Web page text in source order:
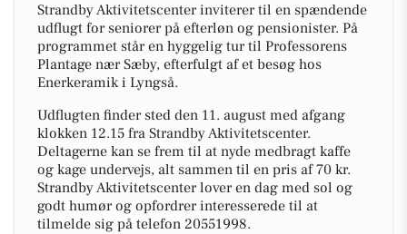
Strandby Aktivitetscenter inviterer til en spændende
udflugt for seniorer på efterløn og pensionister. På
programmet står en hyggelig tur til Professorens
Plantage nær Sæby, efterfulgt af et besøg hos
Enerkeramik i Lyngså.
Udflugten finder sted den 11. august med afgang
klokken 12.15 fra Strandby Aktivitetscenter.
Deltagerne kan se frem til at nyde medbragt kaffe
og kage undervejs, alt sammen til en pris af 70 kr.
Strandby Aktivitetscenter lover en dag med sol og
godt humør og opfordrer interesserede til at
tilmelde sig på telefon 20551998.